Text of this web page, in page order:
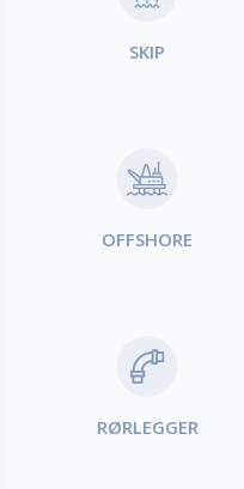
SKIP
OFFSHORE
RØRLEGGER